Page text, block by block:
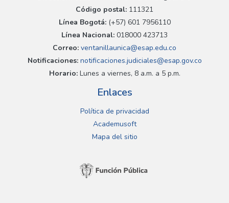
Código postal: 111321
Línea Bogotá:(+57) 601 7956110
Línea Nacional: 018000 423713
Correo: ventanillaunica@esap.edu.co
Notificaciones:notificaciones.judiciales@esap.gov.co
Horario:Lunes a viernes, 8 a.m. a 5 p.m.
Enlaces
Política de privacidad
Academusoft
Mapa del sitio